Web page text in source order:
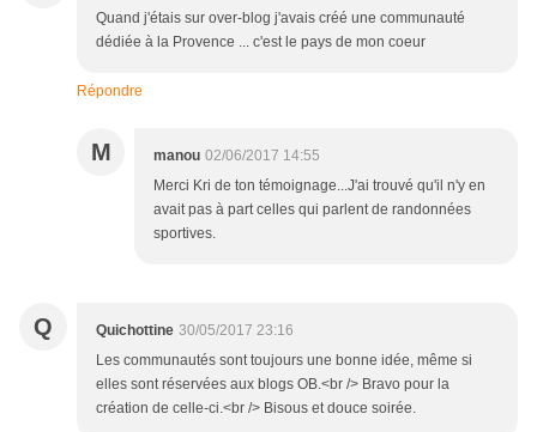
Quand j'étais sur over-blog j'avais créé une communauté
dédiée à la Provence ... c'est le pays de mon coeur
Répondre
M manou 02/06/2017 14:55
Merci Kri de ton témoignage...J'ai trouvé qu'il n'y en
avait pas à part celles qui parlent de randonnées
sportives.
Q Quichottine 30/05/2017 23:16
Les communautés sont toujours une bonne idée, même si
elles sont réservées aux blogs OB.<br /> Bravo pour la
création de celle-ci.<br /> Bisous et douce soirée.